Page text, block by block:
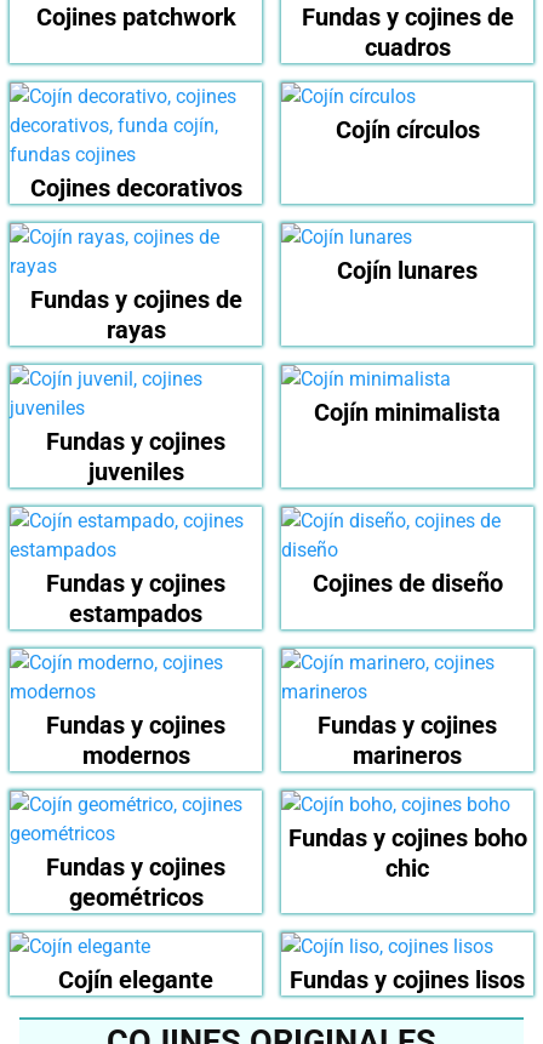
Cojines patchwork
Fundas y cojines de
cuadros
Cojines decorativos
Cojín círculos
Fundas y cojines de
rayas
Cojín lunares
Fundas y cojines
juveniles
Cojín minimalista
Fundas y cojines
estampados
Cojines de diseño
Fundas y cojines
modernos
Fundas y cojines
marineros
Fundas y cojines
geométricos
Fundas y cojines boho
chic
Cojín elegante Fundas y cojines lisos